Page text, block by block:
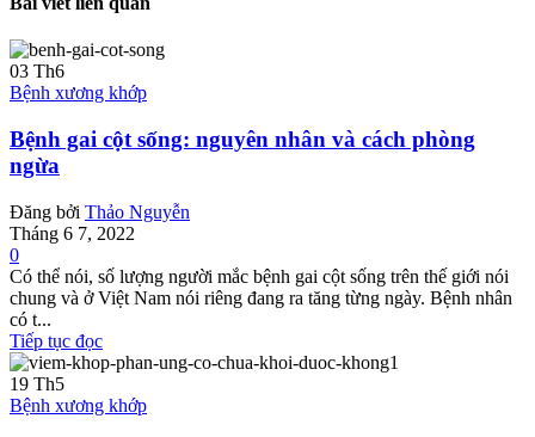
03 Th6
Bệnh xương khớp
Bệnh gai cột sống: nguyên nhân và cách phòng
ngừa
Đăng bởi Thảo Nguyễn
Tháng 6 7, 2022
0
Có thể nói, số lượng người mắc bệnh gai cột sống trên thế giới nói
chung và ở Việt Nam nói riêng đang ra tăng từng ngày. Bệnh nhân
có t...
Tiếp tục đọc
19 Th5
Bệnh xương khớp